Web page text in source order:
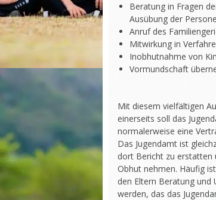
Beratung in Fragen
Ausübung der
Anruf des
Mitwirkung in
Inobhutnahme von
Vormundschaft
Mit diesem vielfältigen
einerseits soll das
normalerweise eine
Das Jugendamt ist
dort Bericht zu erstatten
Obhut nehmen. Häufig
den Eltern Beratung und
werden, das das